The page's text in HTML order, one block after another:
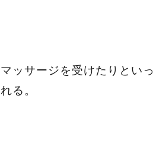
ッサージを受けたりとい
る。